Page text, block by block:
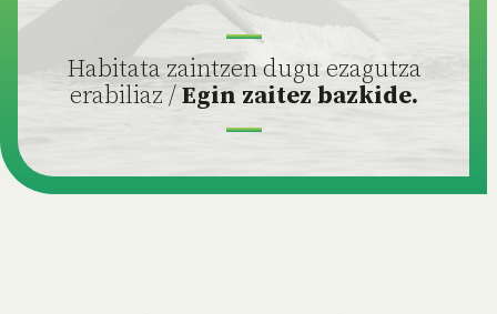
Habitata zaintzen dugu ezagutza
erabiliaz /Egin zaitez bazkide.